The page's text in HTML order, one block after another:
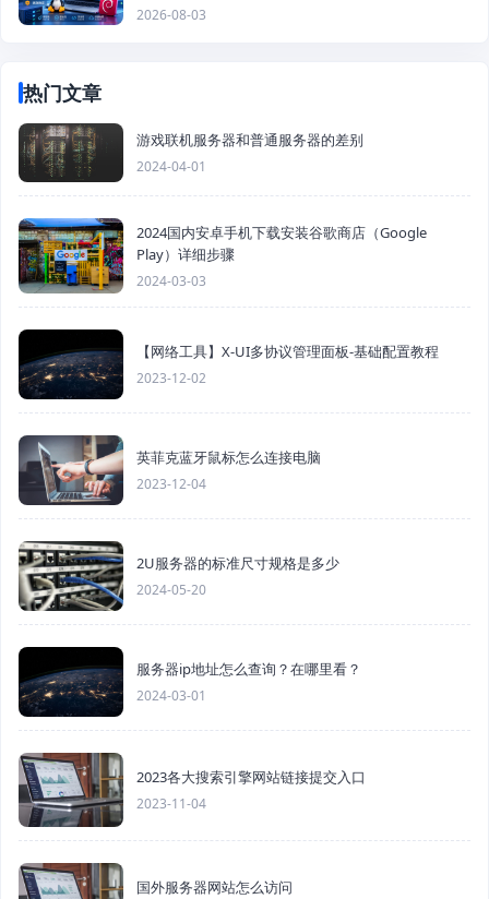
2026-08-03
热门文章
游戏联机服务器和普通服务器的差别
2024-04-01
2024国内安卓手机下载安装谷歌商店（Google
Play）详细步骤
2024-03-03
【网络工具】X-UI多协议管理面板-基础配置教程
2023-12-02
英菲克蓝牙鼠标怎么连接电脑
2023-12-04
2U服务器的标准尺寸规格是多少
2024-05-20
服务器ip地址怎么查询？在哪里看？
2024-03-01
2023各大搜索引擎网站链接提交入口
2023-11-04
国外服务器网站怎么访问